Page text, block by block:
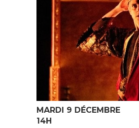
MARDI 9 DÉCEMBRE
14H